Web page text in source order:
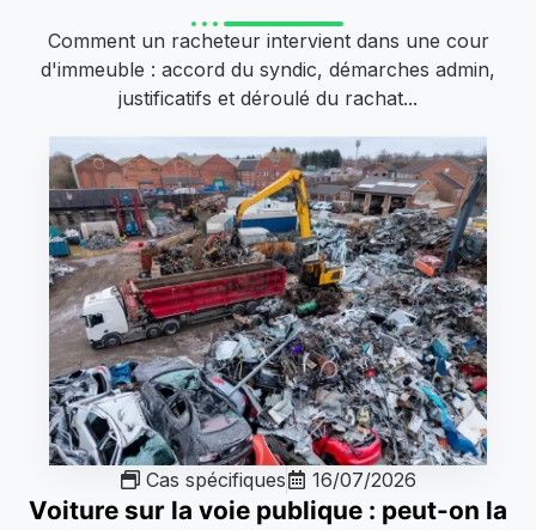
Comment un racheteur intervient dans une cour
d'immeuble : accord du syndic, démarches admin,
justificatifs et déroulé du rachat...
Cas spécifiques 16/07/2026
Voiture sur la voie publique : peut-on la